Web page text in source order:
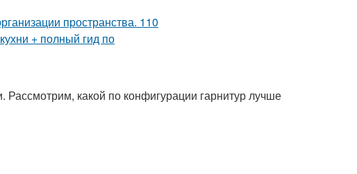
какой по конфигурации гарнитур лучше